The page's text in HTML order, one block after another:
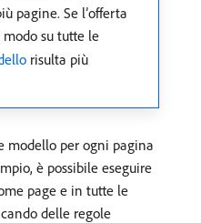
pagine. Se l’offerta
su tutte le
risulta più
modello per ogni pagina
è possibile eseguire
page e in tutte le
delle regole